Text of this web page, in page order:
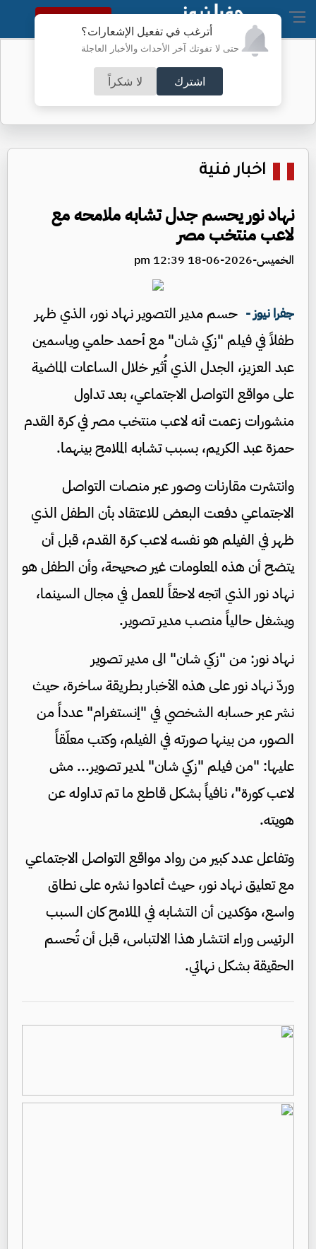
أترغب في تفعيل الإشعارات؟
حتى لا تفوتك آخر الأحداث والأخبار العاجلة
اشترك لا شكراً
النسخة الكاملة
اخبار فنية
نهاد نور يحسم جدل تشابه ملامحه مع
لاعب منتخب مصر
الخميس-2026-06-18 12:39 pm
جفرا نيوز - حسم مدير التصوير نهاد نور، الذي ظهر
طفلاً في فيلم "زكي شان" مع أحمد حلمي وياسمين
عبد العزيز، الجدل الذي أُثير خلال الساعات الماضية
على مواقع التواصل الاجتماعي، بعد تداول
منشورات زعمت أنه لاعب منتخب مصر في كرة القدم
حمزة عبد الكريم، بسبب تشابه الملامح بينهما.
وانتشرت مقارنات وصور عبر منصات التواصل
الاجتماعي دفعت البعض للاعتقاد بأن الطفل الذي
ظهر في الفيلم هو نفسه لاعب كرة القدم، قبل أن
يتضح أن هذه المعلومات غير صحيحة، وأن الطفل هو
نهاد نور الذي اتجه لاحقاً للعمل في مجال السينما،
ويشغل حالياً منصب مدير تصوير.
نهاد نور: من "زكي شان" الى مدير تصوير
وردّ نهاد نور على هذه الأخبار بطريقة ساخرة، حيث
نشر عبر حسابه الشخصي في "إنستغرام" عدداً من
الصور، من بينها صورته في الفيلم، وكتب معلّقاً
عليها: "من فيلم "زكي شان" لمدير تصوير... مش
لاعب كورة"، نافياً بشكل قاطع ما تم تداوله عن
هويته.
وتفاعل عدد كبير من رواد مواقع التواصل الاجتماعي
مع تعليق نهاد نور، حيث أعادوا نشره على نطاق
واسع، مؤكدين أن التشابه في الملامح كان السبب
الرئيس وراء انتشار هذا الالتباس، قبل أن تُحسم
الحقيقة بشكل نهائي.